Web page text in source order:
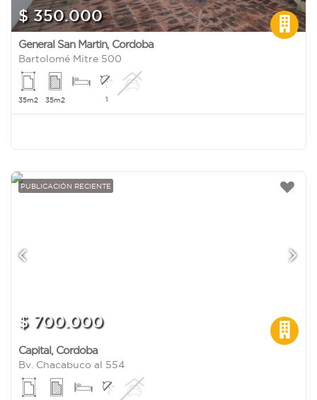
$ 350.000
General San Martin, Cordoba
Bartolomé Mitre 500
35m2 35m2 1
PUBLICACIÓN RECIENTE
$ 700.000
Capital, Cordoba
Bv. Chacabuco al 554